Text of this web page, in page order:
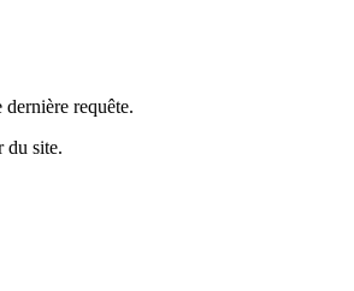
requête.
du site.